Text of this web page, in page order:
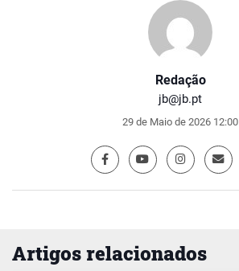
Redação
jb@jb.pt
29 de Maio de 2026 12:00
Artigos relacionados